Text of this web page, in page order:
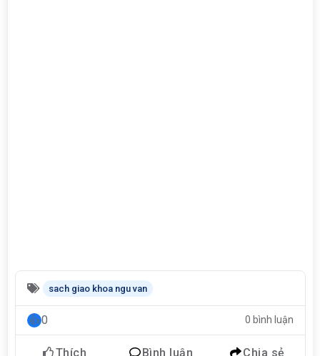
sach giao khoa ngu van
0 0 bình luận
Thích Bình luận Chia sẻ